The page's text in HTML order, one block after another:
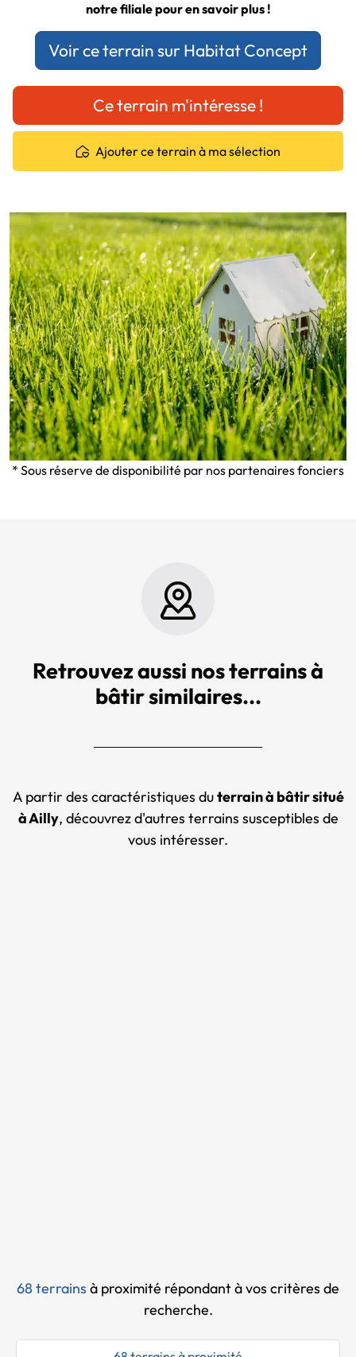
notre filiale pour en savoir plus !
Voir ce terrain sur Habitat Concept
Ce terrain m'intéresse !
Ajouter ce terrain à ma sélection
* Sous réserve de disponibilité par nos partenaires fonciers
Retrouvez aussi nos terrains à
bâtir similaires...
A partir des caractéristiques duterrain à bâtir situé
à Ailly, découvrez d'autres terrains susceptibles de
vous intéresser.
68 terrains à proximité répondant à vos critères de
recherche.